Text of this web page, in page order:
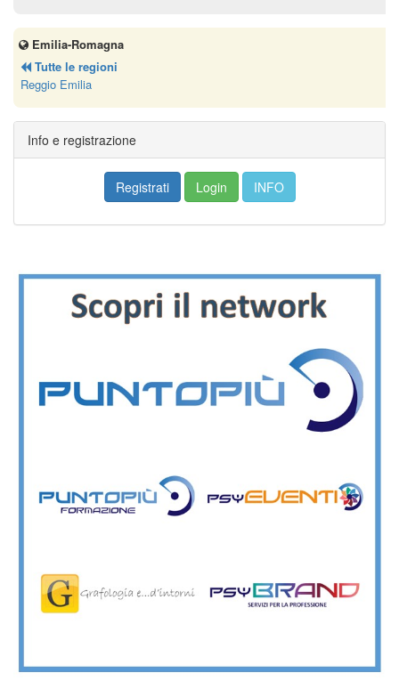
Emilia-Romagna
Tutte le regioni
Reggio Emilia
Info e registrazione
Registrati Login INFO